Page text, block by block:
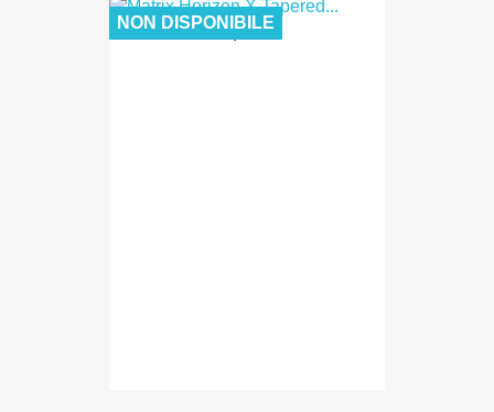
9,00 €
NON DISPONIBILE